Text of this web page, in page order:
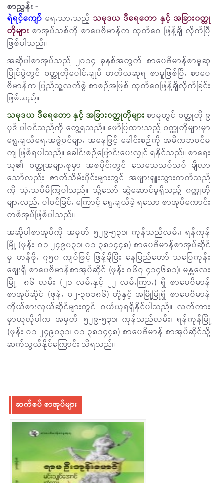
စာညွှန်း -
ရဲရင့်ကျော် ရေးသားသည့် သမုဒယ ဒီရေတော နှင့် အခြား၀တ္ထု
တိုများ စာအုပ်သစ်ကို စာပေဗိမာန်က ထုတ်ဝေ ဖြန့်ချိ လိုက်ပြီ
ဖြစ်ပါသည်။
အဆိုပါစာအုပ်သည် ၂ဝ၁၄ ခုနှစ်အတွက် စာပေဗိမာန်စာမူဆု
ပြိုင်ပွဲတွင် ၀တ္ထုတိုပေါင်းချုပ် တတိယဆုရ စာမူဖြစ်ပြီး စာပေ
ဗိမာန်က ပြည်သူ့လက်စွဲ စာစဉ်အဖြစ် ထုတ်ဝေဖြန့်ချိလိုက်ခြင်း
ဖြစ်သည်။
သမုဒယ ဒီရေတော နှင့် အခြား၀တ္ထုတိုများစာမူတွင် ၀တ္ထုတို ၉
ပုဒ် ပါဝင်သည်ကို တွေ့ရသည်။ ဖော်ပြထားသည့် ၀တ္ထုတိုများမှာ
ရွေးချယ်ရေးအဖွဲ့ဝင်များ အနေဖြင့် ခေါင်းစဉ်ကို အဓိကဘဝင်မ
ကျ ဖြစ်ရပါသည်။ ခေါင်းစဉ်ပြောင်းပေးလျှင် ရနိုင်သည်။ စာရေး
သူ၏ ၀တ္ထုအများစုမှာ အစပိုင်းတွင် သေသေသပ်သပ် ချီလာ
သော်လည်း ဇာတ်သိမ်းပိုင်းများတွင် အဖျားရှူးသွားတတ်သည်
ကို သုံးသပ်မိကြပါသည်။ သို့သော် ဆွဲဆောင်မှုရှိသည့် ၀တ္ထုတို
များလည်း ပါဝင်ခြင်း ကြောင့် ရွေးချယ်ခဲ့ ရသော စာအုပ်ကောင်း
တစ်အုပ်ဖြစ်ပါသည်။
အဆိုပါစာအုပ်ကို အမှတ် ၅၂၉-၅၃၁၊ ကုန်သည်လမ်း၊ ရန်ကုန်
မြို့ (ဖုန်း ဝ၁-၂၄၉၀၃၁၊ ဝ၁-၃၈၁၄၄၈) စာပေဗိမာန်စာအုပ်ဆိုင်
မှ တန်ဖိုး ၇၅၀ ကျပ်ဖြင့် ဖြန့်ချိပြီး နေပြည်တော် သပြေကုန်း
စျေးရှိ စာပေဗိမာန်စာအုပ်ဆိုင် (ဖုန်း ဝ၆၇-၄၁၄၆၈၁)၊ မန္တလေး
မြို့ ၈၆ လမ်း (၂၁ လမ်းနှင့် ၂၂ လမ်းကြား) ရှိ စာပေဗိမာန်
စာအုပ်ဆိုင် (ဖုန်း ဝ၂-၃၀၁၈၆) တို့နှင့် အမြို့မြို့ရှိ စာပေဗိမာန်
ကိုယ်စားလှယ်ဆိုင်များတွင် ဝယ်ယူရရှိနိုင်ပါသည်။ လက်ကား
မှာယူလိုပါက အမှတ် ၅၂၉-၅၃၁၊ ကုန်သည်လမ်း၊ ရန်ကုန်မြို့
(ဖုန်း ဝ၁-၂၄၉၀၃၁၊ ဝ၁-၃၈၁၄၄၈) စာပေဗိမာန် စာအုပ်ဆိုင်သို့
ဆက်သွယ်နိုင်ကြောင်း သိရသည်။
ဆက်စပ် စာအုပ်များ